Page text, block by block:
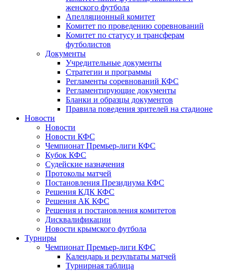
женского футбола
Апелляционный комитет
Комитет по проведению соревнований
Комитет по статусу и трансферам
футболистов
Документы
Учредительные документы
Стратегии и программы
Регламенты соревнований КФС
Регламентирующие документы
Бланки и образцы документов
Правила поведения зрителей на стадионе
Новости
Новости
Новости КФС
Чемпионат Премьер-лиги КФС
Кубок КФС
Судейские назначения
Протоколы матчей
Постановления Президиума КФС
Решения КДК КФС
Решения АК КФС
Решения и постановления комитетов
Дисквалификации
Новости крымского футбола
Турниры
Чемпионат Премьер-лиги КФС
Календарь и результаты матчей
Турнирная таблица